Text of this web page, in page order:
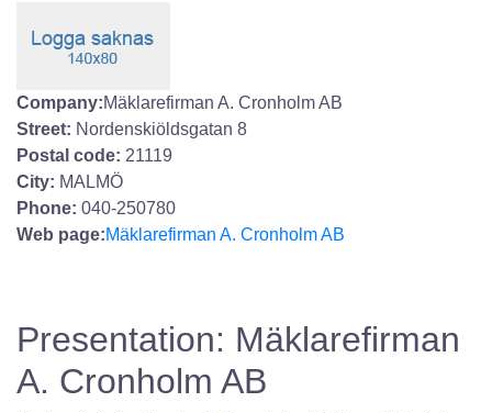
Company:Mäklarefirman A. Cronholm AB
Street: Nordenskiöldsgatan 8
Postal code: 21119
City: MALMÖ
Phone: 040-250780
Web page:Mäklarefirman A. Cronholm AB
Presentation: Mäklarefirman
A. Cronholm AB